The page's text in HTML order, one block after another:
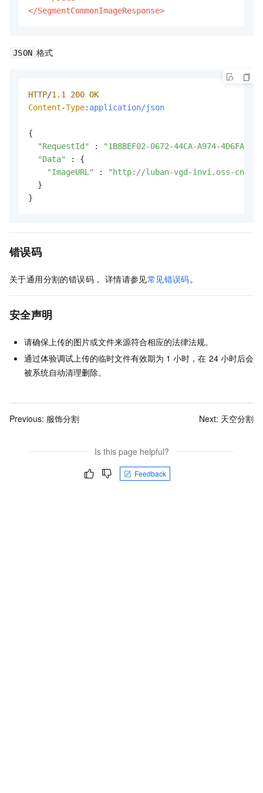
</SegmentCommonImageResponse>
JSON 格式
HTTP/1.1 200 OK
Content-Type:application/json
{
"RequestId"
:
"1B8BEF02-0672-44CA-A974-
"Data"
: {
"ImageURL"
:
"http://luban-vgd-invi.oss-cn-
  }
}
错误码
关于通用分割的错误码， 详情请参见常见错误码。
安全声明
请确保上传的图片或文件来源符合相应的法律法规。
通过体验调试上传的临时文件有效期为 1 小时，在 24 小时后会
被系统自动清理删除。
Previous: 服饰分割 Next: 天空分割
Is this page helpful?
Feedback